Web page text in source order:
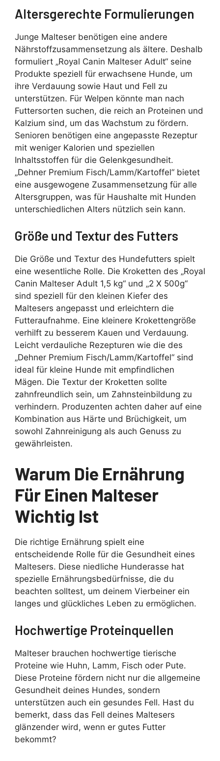
Altersgerechte Formulierungen
Junge Malteser benötigen eine andere
Nährstoffzusammensetzung als ältere. Deshalb
formuliert „Royal Canin Malteser Adult“ seine
Produkte speziell für erwachsene Hunde, um
ihre Verdauung sowie Haut und Fell zu
unterstützen. Für Welpen könnte man nach
Futtersorten suchen, die reich an Proteinen und
Kalzium sind, um das Wachstum zu fördern.
Senioren benötigen eine angepasste Rezeptur
mit weniger Kalorien und speziellen
Inhaltsstoffen für die Gelenkgesundheit.
„Dehner Premium Fisch/Lamm/Kartoffel“ bietet
eine ausgewogene Zusammensetzung für alle
Altersgruppen, was für Haushalte mit Hunden
unterschiedlichen Alters nützlich sein kann.
Größe und Textur des Futters
Die Größe und Textur des Hundefutters spielt
eine wesentliche Rolle. Die Kroketten des „Royal
Canin Malteser Adult 1,5 kg“ und „2 X 500g“
sind speziell für den kleinen Kiefer des
Maltesers angepasst und erleichtern die
Futteraufnahme. Eine kleinere Krokettengröße
verhilft zu besserem Kauen und Verdauung.
Leicht verdauliche Rezepturen wie die des
„Dehner Premium Fisch/Lamm/Kartoffel“ sind
ideal für kleine Hunde mit empfindlichen
Mägen. Die Textur der Kroketten sollte
zahnfreundlich sein, um Zahnsteinbildung zu
verhindern. Produzenten achten daher auf eine
Kombination aus Härte und Brüchigkeit, um
sowohl Zahnreinigung als auch Genuss zu
gewährleisten.
Warum Die Ernährung
Für Einen Malteser
Wichtig Ist
Die richtige Ernährung spielt eine
entscheidende Rolle für die Gesundheit eines
Maltesers. Diese niedliche Hunderasse hat
spezielle Ernährungsbedürfnisse, die du
beachten solltest, um deinem Vierbeiner ein
langes und glückliches Leben zu ermöglichen.
Hochwertige Proteinquellen
Malteser brauchen hochwertige tierische
Proteine wie Huhn, Lamm, Fisch oder Pute.
Diese Proteine fördern nicht nur die allgemeine
Gesundheit deines Hundes, sondern
unterstützen auch ein gesundes Fell. Hast du
bemerkt, dass das Fell deines Maltesers
glänzender wird, wenn er gutes Futter
bekommt?